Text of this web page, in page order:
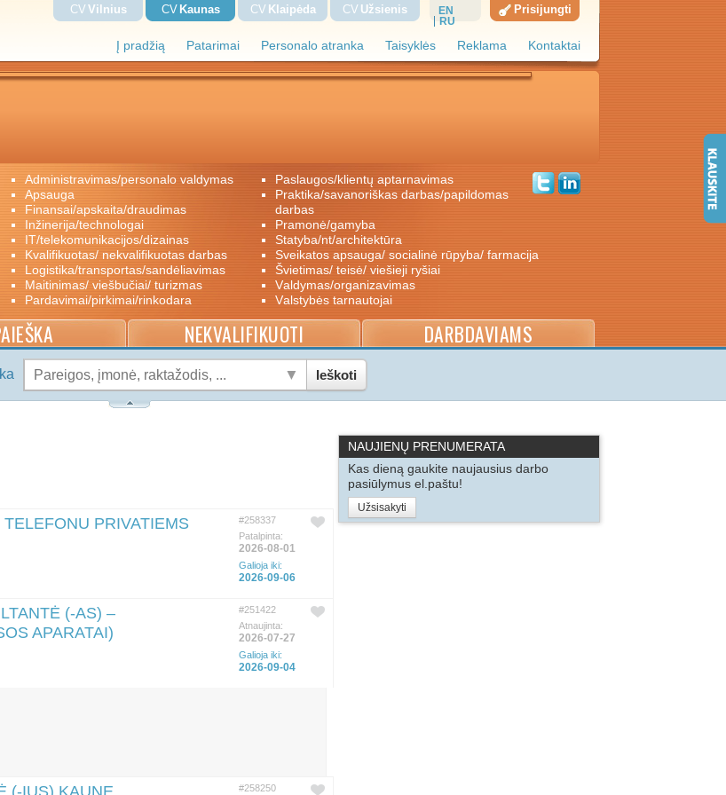
Į pradžią Patarimai Personalo atranka Taisyklės Reklama Kontaktai
CV Vilnius CV Kaunas CV Klaipėda CV Užsienis
EN
RU
Prisijungti
administravimas/personalo valdymas
apsauga
finansai/apskaita/draudimas
inžinerija/technologai
IT/telekomunikacijos/dizainas
kvalifikuotas/ nekvalifikuotas darbas
logistika/transportas/sandėliavimas
maitinimas/ viešbučiai/ turizmas
pardavimai/pirkimai/rinkodara
paslaugos/klientų aptarnavimas
praktika/savanoriškas darbas/papildomas
darbas
pramonė/gamyba
statyba/nt/architektūra
sveikatos apsauga/ socialinė rūpyba/ farmacija
švietimas/ teisė/ viešieji ryšiai
valdymas/organizavimas
valstybės tarnautojai
NEKVALIFIKUOTI DARBDAVIAMS
Ieškoti
PRIVATIEMS
#258337
Patalpinta:
2026-08-01
Galioja iki:
2026-09-06
(-AS) –
APARATAI)
#251422
Atnaujinta:
2026-07-27
Galioja iki:
2026-09-04
(-IUS) KAUNE #258250
NAUJIENŲ PRENUMERATA
Kas dieną gaukite naujausius darbo
pasiūlymus el.paštu!
Užsisakyti